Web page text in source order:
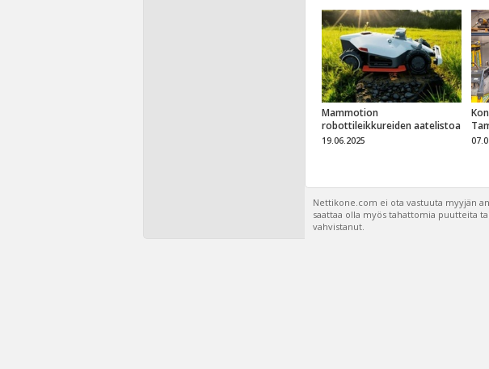
Mammotion
robottileikkureiden aatelistoa
19.06.2025
Nettikone.com ei ota vastuuta myyjän
saattaa olla myös tahattomia puutteita
vahvistanut.